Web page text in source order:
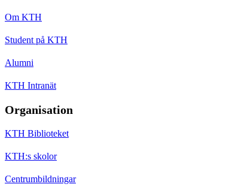
Om KTH
Student på KTH
Alumni
KTH Intranät
Organisation
KTH Biblioteket
KTH:s skolor
Centrumbildningar